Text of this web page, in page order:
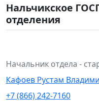
Нальчикское
отделения
Начальник отдела -
Кафоев Рустам
+7 (866) 242-7160